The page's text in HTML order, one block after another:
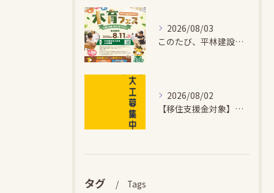
2026/08/03
このたび、平林建設では、お子さまが木とふれあい・木について学...
2026/08/02
【移住支援金対象】【未経験歓迎】大多喜町で「見えないところも...
タグ Tags